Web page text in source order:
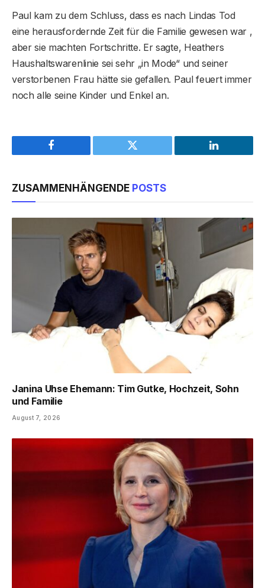
Paul kam zu dem Schluss, dass es nach Lindas Tod
eine herausfordernde Zeit für die Familie gewesen war ,
aber sie machten Fortschritte. Er sagte, Heathers
Haushaltswarenlinie sei sehr „in Mode“ und seiner
verstorbenen Frau hätte sie gefallen. Paul feuert immer
noch alle seine Kinder und Enkel an.
Facebook Twitter LinkedIn
ZUSAMMENHÄNGENDE POSTS
Janina Uhse Ehemann: Tim Gutke, Hochzeit, Sohn
und Familie
August 7, 2026